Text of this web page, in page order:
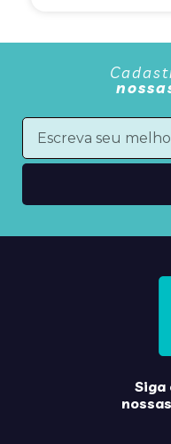
Siga